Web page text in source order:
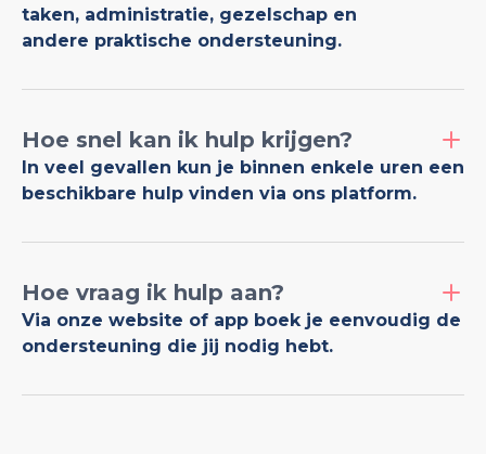
taken, administratie, gezelschap en
andere praktische ondersteuning.
Hoe snel kan ik hulp krijgen?
In veel gevallen kun je binnen enkele uren een
beschikbare hulp vinden via ons platform.
Hoe vraag ik hulp aan?
Via onze website of app boek je eenvoudig de
ondersteuning die jij nodig hebt.